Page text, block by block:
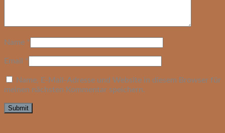
Name *
Email *
Name, E-Mail-Adresse und Website in diesem Browser für
meinen nächsten Kommentar speichern.